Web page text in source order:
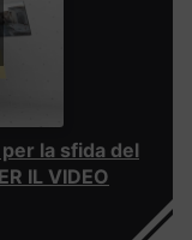
per la sfida del
IL VIDEO